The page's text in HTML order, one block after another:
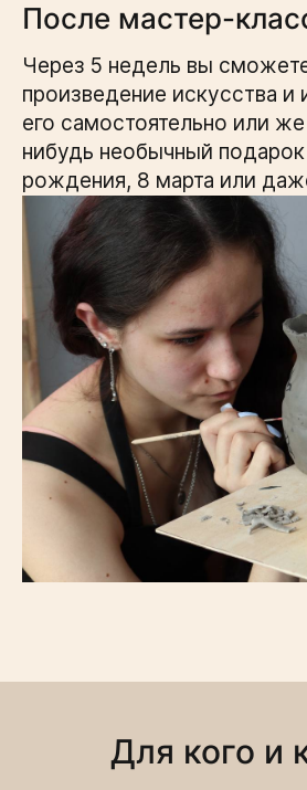
После мастер-
Через 5 недель вы
произведение искусства и
его самостоятельно или
нибудь необычный
рождения, 8 марта или
Для кого и